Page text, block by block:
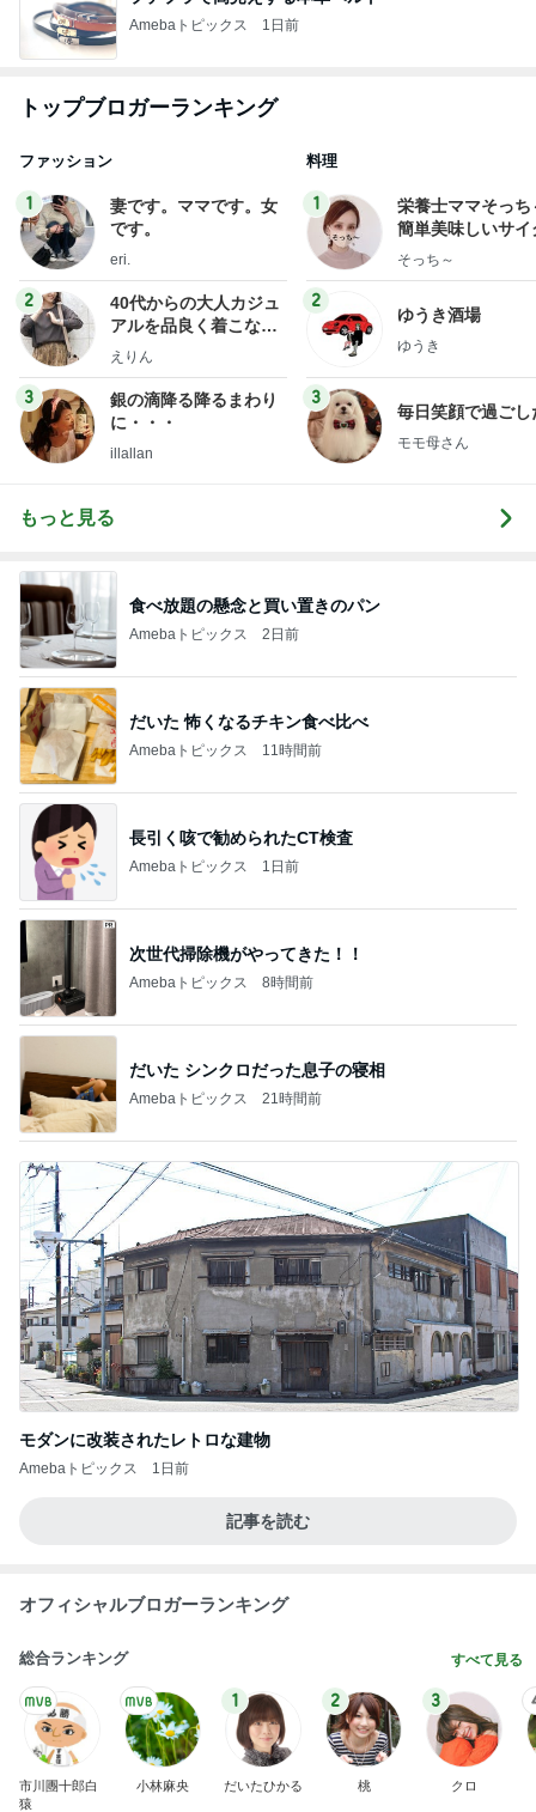
Amebaトピックス 1日前
トップブロガーランキング
ファッション
1
妻です。ママです。女
です。
eri.
2
40代からの大人カジュ
アルを品良く着こなす
ファッションブログ
えりん
3
銀の滴降る降るまわり
に・・・
illallan
料理
1
栄養士ママそっち
簡単美味しいサイ
献立
そっち～
2
ゆうき酒場
ゆうき
3
毎日笑顔で過ごし
モモ母さん
もっと見る
食べ放題の懸念と買い置きのパン
Amebaトピックス 2日前
だいた 怖くなるチキン食べ比べ
Amebaトピックス 11時間前
長引く咳で勧められたCT検査
Amebaトピックス 1日前
次世代掃除機がやってきた！！
Amebaトピックス 8時間前
だいた シンクロだった息子の寝相
Amebaトピックス 21時間前
モダンに改装されたレトロな建物
Amebaトピックス 1日前
記事を読む
オフィシャルブロガーランキング
総合ランキング すべて見る
市川團十郎白
猿
小林麻央
1
だいたひかる
2
桃
3
クロ